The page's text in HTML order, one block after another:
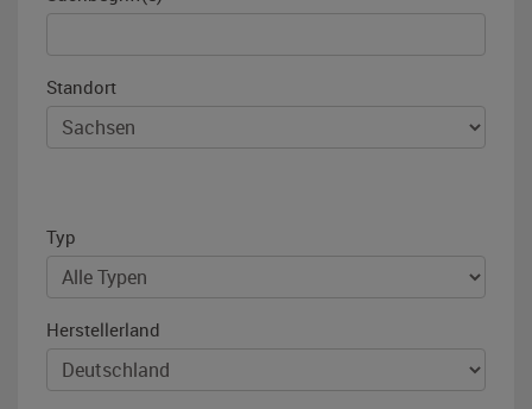
Standort
Typ
Herstellerland